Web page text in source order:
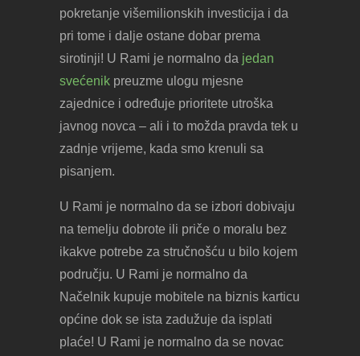
pokretanje višemilionskih investicija i da
pri tome i dalje ostane dobar prema
sirotinji! U Rami je normalno da jedan
svećenik preuzme ulogu mjesne
zajednice i određuje prioritete utroška
javnog novca – ali i to možda pravda tek u
zadnje vrijeme, kada smo krenuli sa
pisanjem.
U Rami je normalno da se izbori dobivaju
na temelju dobrote ili priče o moralu bez
ikakve potrebe za stručnošću u bilo kojem
području. U Rami je normalno da
Načelnik kupuje mobitele na biznis karticu
općine dok se ista zadužuje da isplati
plaće! U Rami je normalno da se novac